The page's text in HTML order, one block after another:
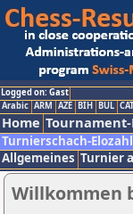
Logged on: Gast
Arabic ARM AZE BIH BUL CAT
Home
Turnierschach-Elozahl
Allgemeines Turnier
Willkommen